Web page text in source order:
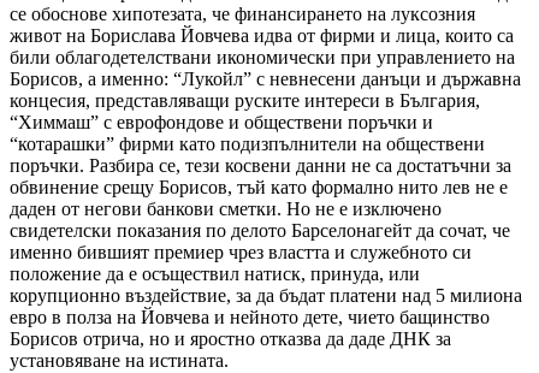
се обоснове хипотезата, че финансирането на луксозния
живот на Борислава Йовчева идва от фирми и лица, които са
били облагодетелствани икономически при управлението на
Борисов, а именно: “Лукойл” с невнесени данъци и държавна
концесия, представляващи руските интереси в България,
“Химмаш” с еврофондове и обществени поръчки и
“котарашки” фирми като подизпълнители на обществени
поръчки. Разбира се, тези косвени данни не са достатъчни за
обвинение срещу Борисов, тъй като формално нито лев не е
даден от негови банкови сметки. Но не е изключено
свидетелски показания по делото Барселонагейт да сочат, че
именно бившият премиер чрез властта и служебното си
положение да е осъществил натиск, принуда, или
корупционно въздействие, за да бъдат платени над 5 милиона
евро в полза на Йовчева и нейното дете, чието бащинство
Борисов отрича, но и яростно отказва да даде ДНК за
установяване на истината.